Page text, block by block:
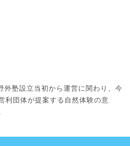
塾設立当初から運営に関わり、今
利団体が提案する自然体験の意